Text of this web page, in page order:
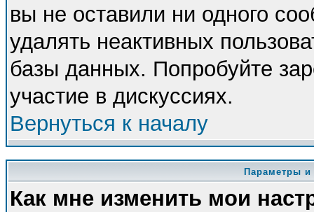
вы не оставили ни одного
удалять неактивных
базы данных. Попробуйте
участие в дискуссиях.
Вернуться к началу
Параметры и
Как мне изменить мои